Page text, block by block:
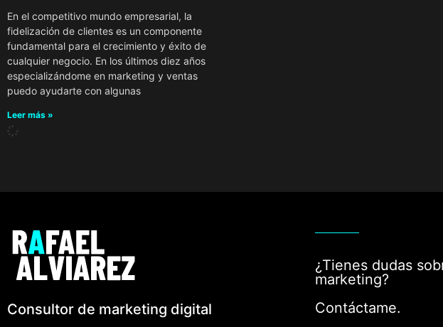
En el competitivo mundo empresarial, la
fidelización de clientes es un componente
fundamental para el crecimiento y éxito de
cualquier negocio. En los últimos diez años
especializándome en marketing y ventas
puedo ayudarte con algunas
Leer más »
Consultor de marketing digital
¿Tienes dudas
marketing?
Contáctame.